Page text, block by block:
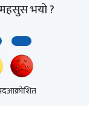
भयो ?
आक्रोशित